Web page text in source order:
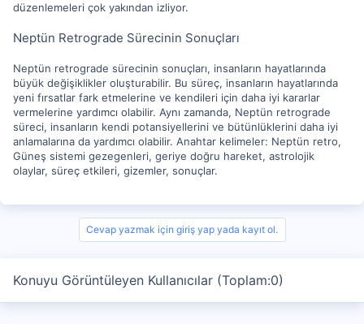
düzenlemeleri çok yakından izliyor.
Neptün Retrograde Sürecinin Sonuçları
Neptün retrograde sürecinin sonuçları, insanların hayatlarında
büyük değişiklikler oluşturabilir. Bu süreç, insanların hayatlarında
yeni fırsatlar fark etmelerine ve kendileri için daha iyi kararlar
vermelerine yardımcı olabilir. Aynı zamanda, Neptün retrograde
süreci, insanların kendi potansiyellerini ve bütünlüklerini daha iyi
anlamalarına da yardımcı olabilir. Anahtar kelimeler: Neptün retro,
Güneş sistemi gezegenleri, geriye doğru hareket, astrolojik
olaylar, süreç etkileri, gizemler, sonuçlar.
Cevap yazmak için giriş yap yada kayıt ol.
Konuyu Görüntüleyen Kullanıcılar (Toplam:0)